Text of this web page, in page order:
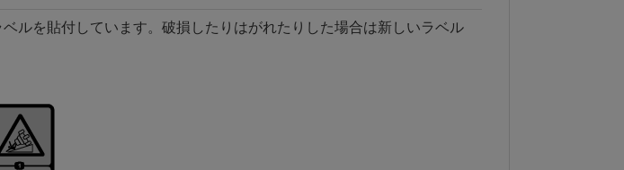
ルを貼付しています。破損したりはがれたりした場合は新しいラベル